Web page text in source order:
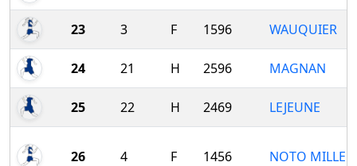
23 3 F 1596 WAUQUIER
24 21 H 2596 MAGNAN
25 22 H 2469 LEJEUNE
26 4 F 1456 NOTO